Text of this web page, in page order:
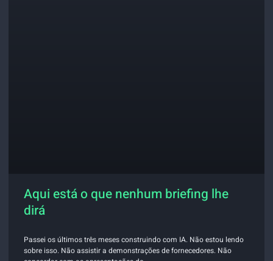
Aqui está o que nenhum briefing lhe
dirá
Passei os últimos três meses construindo com IA. Não estou lendo
sobre isso. Não assistir a demonstrações de fornecedores. Não